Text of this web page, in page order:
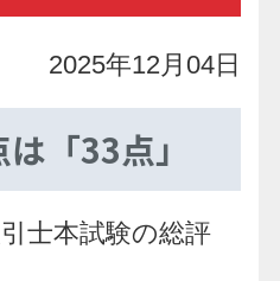
2025年12月04日
「33点」
士本試験の総評